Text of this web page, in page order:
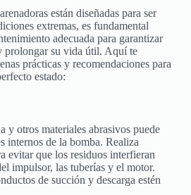
están diseñadas para ser
extremas, es fundamental
adecuada para garantizar
prolongar su vida útil. Aquí te
prácticas y recomendaciones para
estado:
y otros materiales abrasivos puede
internos de la bomba. Realiza
evitar que los residuos interfieran
impulsor, las tuberías y el motor.
de succión y descarga estén